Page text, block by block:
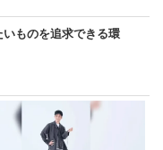
いものを追求できる環